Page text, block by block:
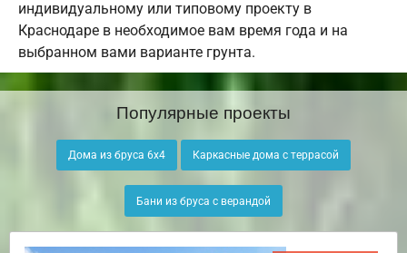
индивидуальному или типовому проекту в
Краснодаре в необходимое вам время года и на
выбранном вами варианте грунта.
Популярные проекты
Дома из бруса 6х4 Каркасные дома с террасой
Бани из бруса с верандой